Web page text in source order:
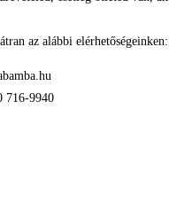
az alábbi elérhetőségeinken:
716-9940